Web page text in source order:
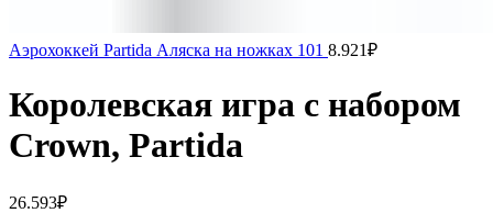
Аэрохоккей Partida Аляска на ножках 101 8.921₽
Королевская игра с набором
Crown, Partida
26.593₽